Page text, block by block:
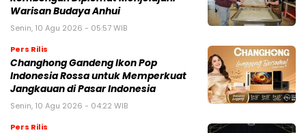
Warisan Budaya Anhui
Senin, 10 Agu 2026 - 05:57 WIB
Pers Rilis
Changhong Gandeng Ikon Pop
Indonesia Rossa untuk Memperkuat
Jangkauan di Pasar Indonesia
Senin, 10 Agu 2026 - 04:22 WIB
Pers Rilis